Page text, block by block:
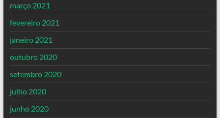
março 2021
fevereiro 2021
janeiro 2021
outubro 2020
setembro 2020
julho 2020
junho 2020